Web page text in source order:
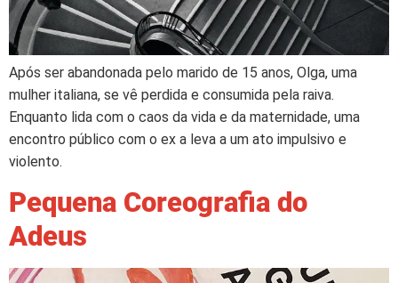
Após ser abandonada pelo marido de 15 anos, Olga, uma
mulher italiana, se vê perdida e consumida pela raiva.
Enquanto lida com o caos da vida e da maternidade, uma
encontro público com o ex a leva a um ato impulsivo e
violento.
Pequena Coreografia do
Adeus